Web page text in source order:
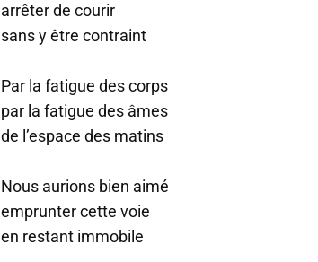
arrêter de courir
sans y être contraint
Par la fatigue des corps
par la fatigue des âmes
de l’espace des matins
Nous aurions bien aimé
emprunter cette voie
en restant immobile